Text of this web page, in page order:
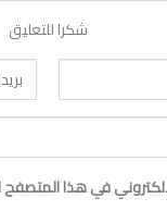
شكرا للتعليق
في هذا